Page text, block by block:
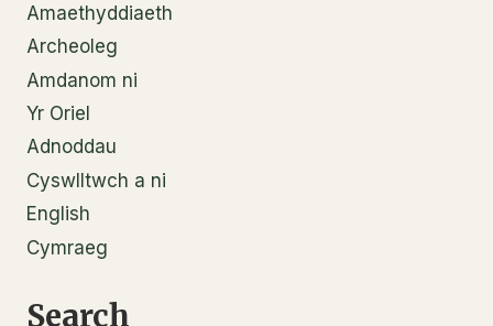
Amaethyddiaeth
Archeoleg
Amdanom ni
Yr Oriel
Adnoddau
Cyswlltwch a ni
English
Cymraeg
Search